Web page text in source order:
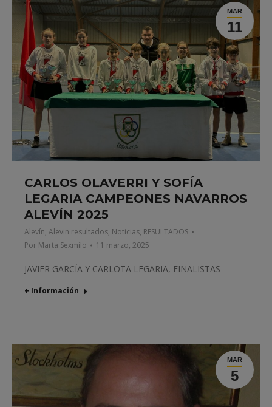
MAR
11
CARLOS OLAVERRI Y SOFÍA
LEGARIA CAMPEONES NAVARROS
ALEVÍN 2025
Alevín, Alevin resultados, Noticias, RESULTADOS
Por Marta Sexmilo 11 marzo, 2025
JAVIER GARCÍA Y CARLOTA LEGARIA, FINALISTAS
+ Información
MAR
5